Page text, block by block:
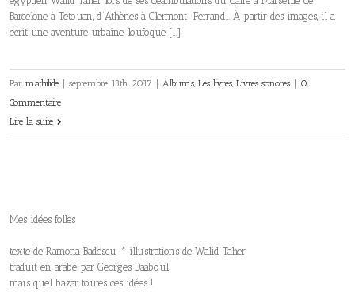
Barcelone à Tétouan, d’Athènes à Clermont-Ferrand… À partir des images, il a
écrit une aventure urbaine, loufoque […]
Par mathilide septembre 13th, 2017 Albums, Les livres, Livres sonores
0
Commentaire
Lire la suite
Mes idées folles
texte de Ramona Badescu * illustrations de Walid Taher
traduit en arabe par Georges Daaboul
mais quel bazar toutes ces idées !